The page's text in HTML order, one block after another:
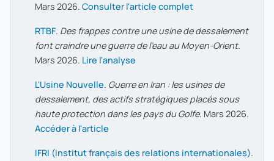
Mars 2026. Consulter l'article complet
RTBF. Des frappes contre une usine de dessalement
font craindre une guerre de l'eau au Moyen-Orient.
Mars 2026. Lire l'analyse
L'Usine Nouvelle. Guerre en Iran : les usines de
dessalement, des actifs stratégiques placés sous
haute protection dans les pays du Golfe. Mars 2026.
Accéder à l'article
IFRI (Institut français des relations internationales).